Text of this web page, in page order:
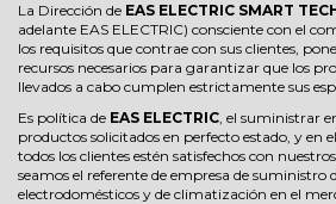
La Dirección de EAS ELECTRIC SMART
adelante EAS ELECTRIC) consciente con el
los requisitos que contrae con sus clientes,
recursos necesarios para garantizar que los
llevados a cabo cumplen estrictamente sus
Es política de EAS ELECTRIC , el suministrar
productos solicitados en perfecto estado, y en
todos los clientes estén satisfechos con
seamos el referente de empresa de suministro
electrodomésticos y de climatización en el